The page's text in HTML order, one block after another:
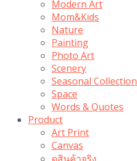
Modern Art
Mom&Kids
Nature
Painting
Photo Art
Scenery
Seasonal Collection
Space
Words & Quotes
Product
Art Print
Canvas
ดูสินค้าจริง